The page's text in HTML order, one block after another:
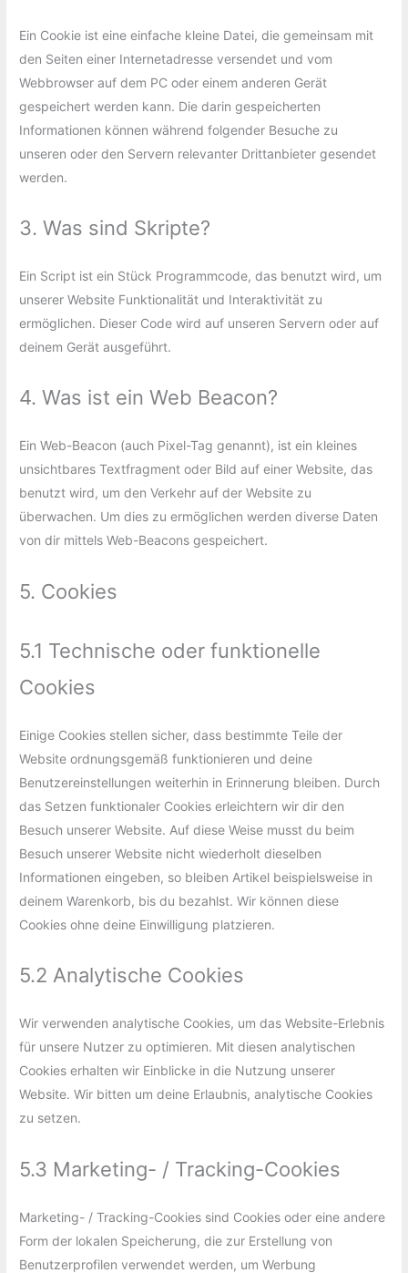
Ein Cookie ist eine einfache kleine Datei, die gemeinsam mit
den Seiten einer Internetadresse versendet und vom
Webbrowser auf dem PC oder einem anderen Gerät
gespeichert werden kann. Die darin gespeicherten
Informationen können während folgender Besuche zu
unseren oder den Servern relevanter Drittanbieter gesendet
werden.
3. Was sind Skripte?
Ein Script ist ein Stück Programmcode, das benutzt wird, um
unserer Website Funktionalität und Interaktivität zu
ermöglichen. Dieser Code wird auf unseren Servern oder auf
deinem Gerät ausgeführt.
4. Was ist ein Web Beacon?
Ein Web-Beacon (auch Pixel-Tag genannt), ist ein kleines
unsichtbares Textfragment oder Bild auf einer Website, das
benutzt wird, um den Verkehr auf der Website zu
überwachen. Um dies zu ermöglichen werden diverse Daten
von dir mittels Web-Beacons gespeichert.
5. Cookies
5.1 Technische oder funktionelle
Cookies
Einige Cookies stellen sicher, dass bestimmte Teile der
Website ordnungsgemäß funktionieren und deine
Benutzereinstellungen weiterhin in Erinnerung bleiben. Durch
das Setzen funktionaler Cookies erleichtern wir dir den
Besuch unserer Website. Auf diese Weise musst du beim
Besuch unserer Website nicht wiederholt dieselben
Informationen eingeben, so bleiben Artikel beispielsweise in
deinem Warenkorb, bis du bezahlst. Wir können diese
Cookies ohne deine Einwilligung platzieren.
5.2 Analytische Cookies
Wir verwenden analytische Cookies, um das Website-Erlebnis
für unsere Nutzer zu optimieren. Mit diesen analytischen
Cookies erhalten wir Einblicke in die Nutzung unserer
Website. Wir bitten um deine Erlaubnis, analytische Cookies
zu setzen.
5.3 Marketing- / Tracking-Cookies
Marketing- / Tracking-Cookies sind Cookies oder eine andere
Form der lokalen Speicherung, die zur Erstellung von
Benutzerprofilen verwendet werden, um Werbung